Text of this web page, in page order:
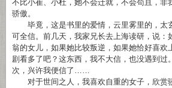
不比小崔、小杜，她不会迁就，不会苟且，非
骄傲。
毕竟，这是书里的爱情，云里雾里的，太
可全信。前几天，我家兄长去上海读研，说：
翁的女儿，如果她比较叛逆，如果她恰好喜
剧看多了吧？这东西，我不大信，也没遇到过
次，兴许我便信了……
对于世间之人，我喜欢自重的女子，欣赏